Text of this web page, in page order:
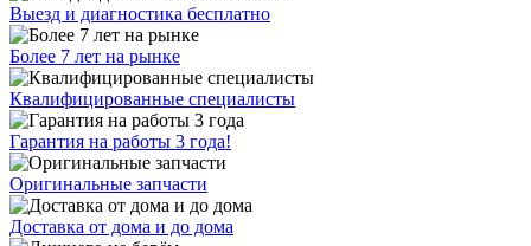
Выезд и диагностика бесплатно
Более 7 лет на рынке
Квалифицированные специалисты
Гарантия на работы 3 года!
Оригинальные запчасти
Доставка от дома и до дома